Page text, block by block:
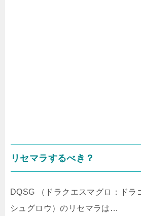
リセマラするべき？
DQSG （ドラクエスマグロ：ドラ
シュグロウ）のリセマラは…